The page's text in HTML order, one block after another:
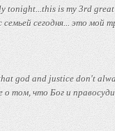
tonight...this is my 3rd
сегодня... это мой
god and justice don't
том, что Бог и